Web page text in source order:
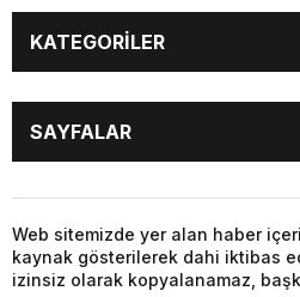
KATEGORİLER
GÜNDEM
DÜNYA
EKONOMİ
SAYFALAR
DÜNYA
EKONOMİ
Web sitemizde yer alan haber
kaynak gösterilerek dahi iktibas
izinsiz olarak kopyalanamaz,